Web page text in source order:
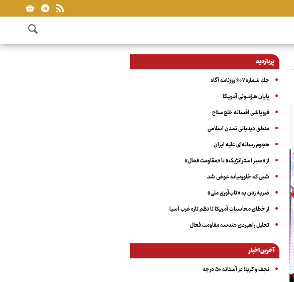
پربازدید
جلد شماره ۶۰۷ روزنامه آگاه
پایان هـژمـونی آمریـکا
فروپاشی افسانه خلع‌سلاح
منطق دیدبانی تمدن اسلامی
هجوم رسانه‌ای علیه ایران
از «صبر استراتژیک» تا «مقاومت فعال»
شبی که خاورمیانه عوض شد
ضربه زدن به «تاب‌آوری ملی»
از خطای محاسبات آمریکا تا نظم تازه غرب آسیا
تحلیل راهبردی هندسه مقاومت فعال
آخرین اخبار
نجف و کربلا در آستانه ۵۰ درجه